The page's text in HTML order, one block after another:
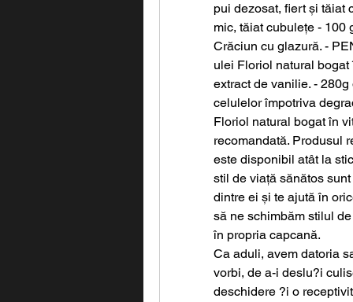
pui dezosat, fiert și tăiat
mic, tăiat cubulețe - 100
Crăciun cu glazură. -
ulei Floriol natural bogat
extract de vanilie. -
celulelor împotriva
Floriol natural bogat în
recomandată. Produsul
este disponibil atât la
stil de viață sănătos
dintre ei și te ajută în
să ne schimbăm stilul
în propria capcană.
Ca aduli, avem datoria
vorbi, de a-i deslu?i
deschidere ?i o